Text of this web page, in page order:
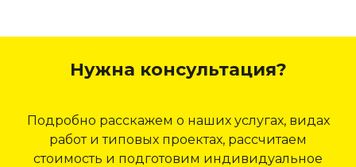
Нужна консультация?
Подробно расскажем о наших услугах, видах
работ и типовых проектах, рассчитаем
стоимость и подготовим индивидуальное